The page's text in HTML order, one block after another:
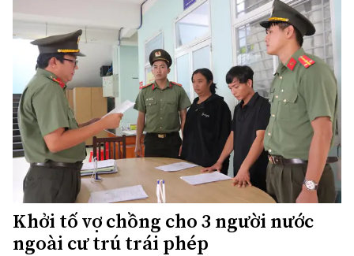
Khởi tố vợ chồng cho 3 người nước
ngoài cư trú trái phép